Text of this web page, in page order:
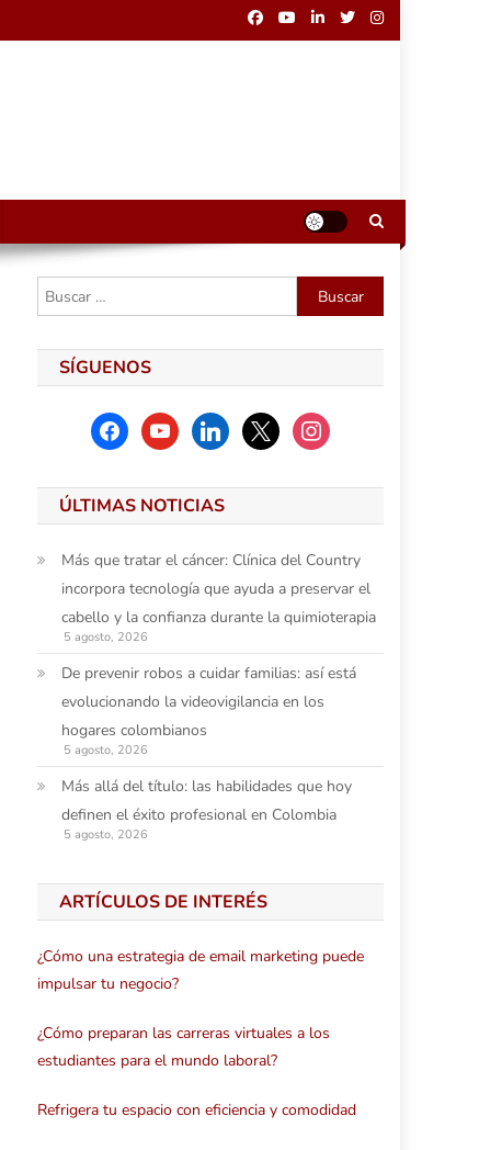
Buscar:
SÍGUENOS
facebookyoutubelinkedinx instagram
ÚLTIMAS NOTICIAS
Más que tratar el cáncer: Clínica del Country
incorpora tecnología que ayuda a preservar el
cabello y la confianza durante la quimioterapia
5 agosto, 2026
De prevenir robos a cuidar familias: así está
evolucionando la videovigilancia en los
hogares colombianos
5 agosto, 2026
Más allá del título: las habilidades que hoy
definen el éxito profesional en Colombia
5 agosto, 2026
ARTÍCULOS DE INTERÉS
¿Cómo una estrategia de email marketing puede
impulsar tu negocio?
¿Cómo preparan las carreras virtuales a los
estudiantes para el mundo laboral?
Refrigera tu espacio con eficiencia y comodidad